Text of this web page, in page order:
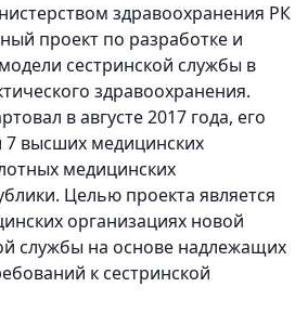
здравоохранения РК
проект по разработке и
сестринской службы в
здравоохранения.
в августе 2017 года, его
7 высших медицинских
медицинских
Целью проекта является
организациях новой
службы на основе надлежащих
к сестринской